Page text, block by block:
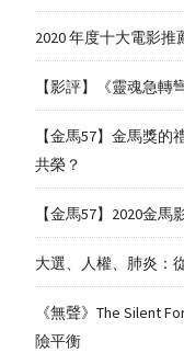
2020 年度十大電影推
【影評】《靈魂急
【金馬57】金馬獎的
共榮？
【金馬57】2020金
大選、人權、肺炎：
《無聲》The Silent
險平衡